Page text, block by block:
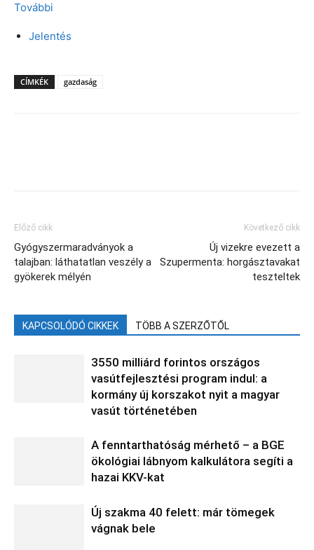
További
Jelentés
CÍMKÉK gazdaság
Előző cikk
Gyógyszermaradványok a
talajban: láthatatlan veszély a
gyökerek mélyén
Következő cikk
Új vizekre evezett a
Szupermenta: horgásztavakat
teszteltek
KAPCSOLÓDÓ CIKKEK TÖBB A SZERZŐTŐL
3550 milliárd forintos országos
vasútfejlesztési program indul: a
kormány új korszakot nyit a magyar
vasút történetében
A fenntarthatóság mérhető – a BGE
ökológiai lábnyom kalkulátora segíti a
hazai KKV-kat
Új szakma 40 felett: már tömegek
vágnak bele